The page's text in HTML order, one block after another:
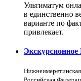
Ультиматум
в единственно
варианте по
привлекает.